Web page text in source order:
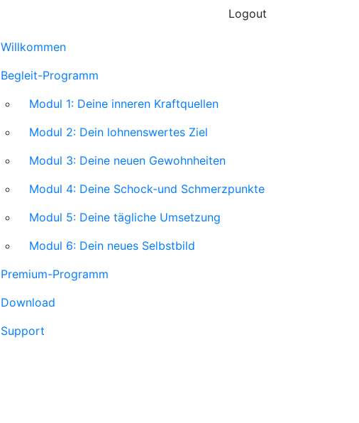
Logout
Willkommen
Begleit-Programm
Modul 1: Deine inneren Kraftquellen
Modul 2: Dein lohnenswertes Ziel
Modul 3: Deine neuen Gewohnheiten
Modul 4: Deine Schock-und Schmerzpunkte
Modul 5: Deine tägliche Umsetzung
Modul 6: Dein neues Selbstbild
Premium-Programm
Download
Support